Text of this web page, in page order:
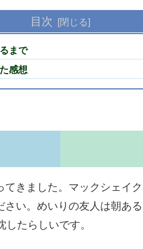
目次
まで
感想
きました。マックシェイ
い。めいりの友人は朝あ
たらしいです。